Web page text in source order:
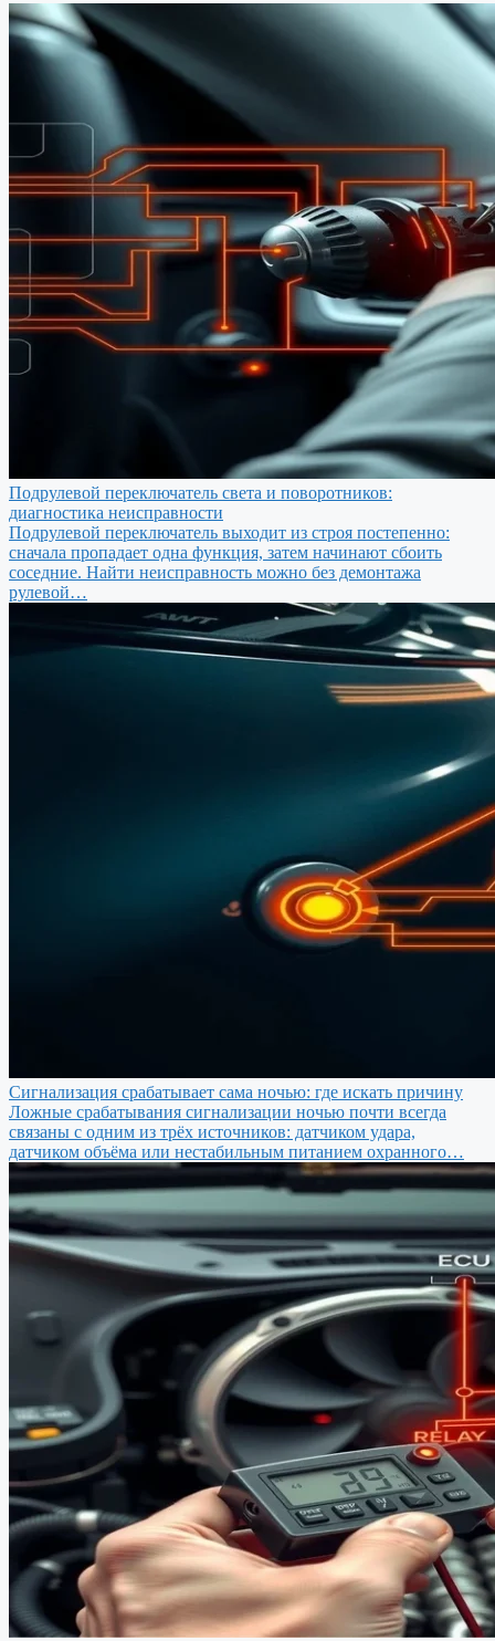
Подрулевой переключатель света и поворотников:
диагностика неисправности
Подрулевой переключатель выходит из строя постепенно:
сначала пропадает одна функция, затем начинают сбоить
соседние. Найти неисправность можно без демонтажа
рулевой…
Сигнализация срабатывает сама ночью: где искать причину
Ложные срабатывания сигнализации ночью почти всегда
связаны с одним из трёх источников: датчиком удара,
датчиком объёма или нестабильным питанием охранного…